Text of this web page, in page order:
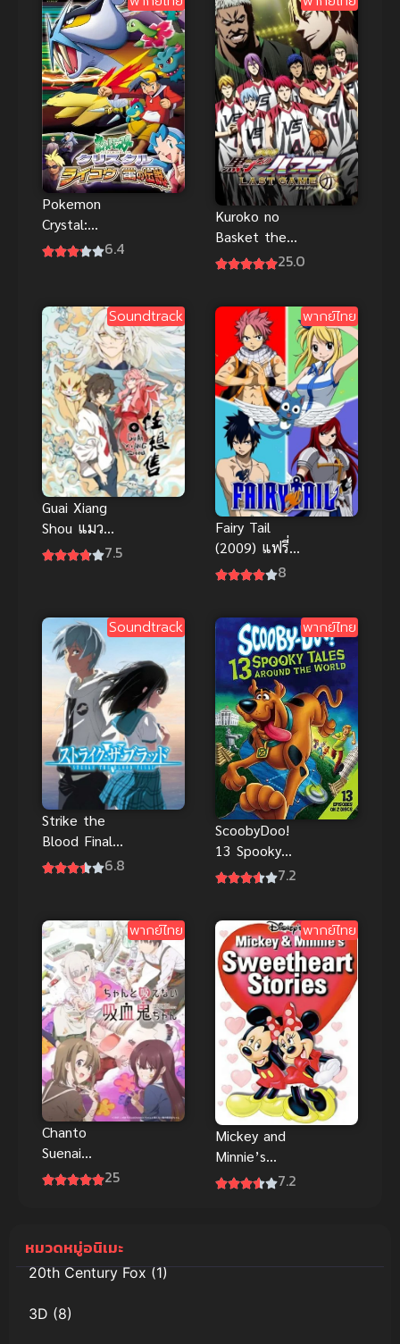
Pokemon
Crystal:
Raikou โปเก
ตำนานสายฟ้า
ไรโค
6.4
Kuroko no
Basket the
Movie Last25.0
Soundtrack
Guai Xiang
Shou แมว
พิศวงคนอลเวง
7.5
พากย์ไทย
Fairy Tail
(2009) แฟรี่
เทล ศึกจอม8
Soundtrack
Strike the
Blood Final
ภาค 5 (2022)
บท
6.8
พากย์ไทย
ScoobyDoo!
13 Spooky
Tales Around
พากย์ไทย
7.2
พากย์ไทย
Chanto
Suenai
Kyuuketsuki
25
พากย์ไทย
Mickey and
Minnie’s
Sweetheart7.2
หมวดหมู่อนิเมะ
20th Century Fox(1)
3D (8)